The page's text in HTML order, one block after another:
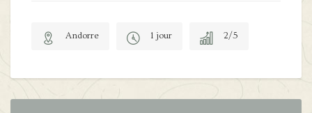
Andorre 1 jour 2/5